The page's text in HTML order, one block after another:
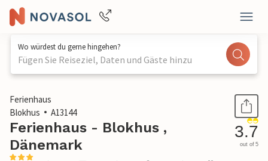
Wo würdest du gerne hingehen?
Fügen Sie Reiseziel, Daten und Gäste hinzu
1 / 23
Ferienhaus
Blokhus
A13144
Ferienhaus - Blokhus ,
Dänemark
3.7
out of 5